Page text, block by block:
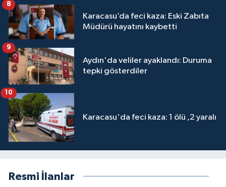
Karacasu’da feci kaza: Eski Zabıta
Müdürü hayatını kaybetti
8
Aydın'da veliler ayaklandı: Duruma
tepki gösterdiler
9
Karacasu'da feci kaza: 1 ölü ,2 yaralı
10
Resmi İlanlar